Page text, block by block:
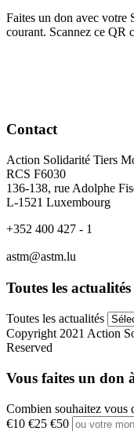
Faites un don avec votre
courant. Scannez ce QR
Contact
Action Solidarité Tiers
RCS F6030
136-138, rue Adolphe
L-1521 Luxembourg
+352 400 427 - 1
astm@astm.lu
Toutes les actualités
Toutes les actualités
Copyright 2021 Action
Reserved
Vous faites un don
Combien souhaitez vous
€10 €25 €50